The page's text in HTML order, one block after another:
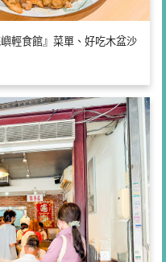
輕食館』菜單、好吃木盆沙